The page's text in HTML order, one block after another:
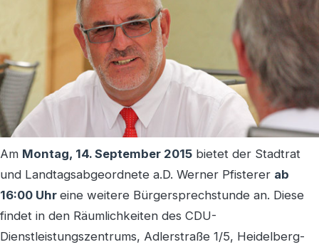
Am Montag, 14. September 2015 bietet der Stadtrat
und Landtagsabgeordnete a.D. Werner Pfisterer ab
16:00 Uhr eine weitere Bürgersprechstunde an. Diese
findet in den Räumlichkeiten des CDU-
Dienstleistungszentrums, Adlerstraße 1/5, Heidelberg-